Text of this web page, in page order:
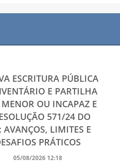
ESCRITURA PÚBLICA
E PARTILHA
OU INCAPAZ E
571/24 DO
AVANÇOS, LIMITES E
PRÁTICOS
05/08/2026 12:18